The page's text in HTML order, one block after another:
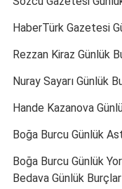
HaberTürk Gazetesi
Rezzan Kiraz Günlük
Nuray Sayarı Günlük
Hande Kazanova
Boğa Burcu Günlük
Boğa Burcu Günlük
Bedava Günlük Burçlar